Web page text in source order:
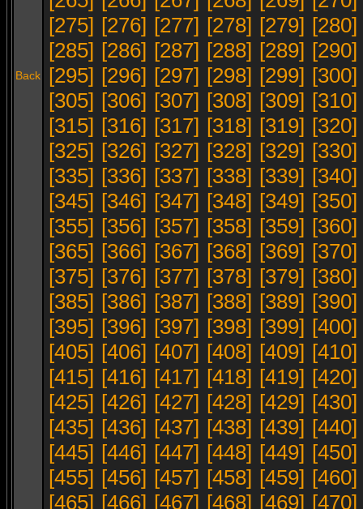
Back
[275] [276] [277] [278] [279] [280]
[285] [286] [287] [288] [289] [290]
[295] [296] [297] [298] [299] [300]
[305] [306] [307] [308] [309] [310]
[315] [316] [317] [318] [319] [320]
[325] [326] [327] [328] [329] [330]
[335] [336] [337] [338] [339] [340]
[345] [346] [347] [348] [349] [350]
[355] [356] [357] [358] [359] [360]
[365] [366] [367] [368] [369] [370]
[375] [376] [377] [378] [379] [380]
[385] [386] [387] [388] [389] [390]
[395] [396] [397] [398] [399] [400]
[405] [406] [407] [408] [409] [410]
[415] [416] [417] [418] [419] [420]
[425] [426] [427] [428] [429] [430]
[435] [436] [437] [438] [439] [440]
[445] [446] [447] [448] [449] [450]
[455] [456] [457] [458] [459] [460]
[465] [466] [467] [468] [469] [470]